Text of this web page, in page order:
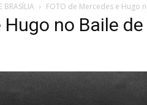
BRASÍLIA FOTO de Mercedes e Hugo
Hugo no Baile